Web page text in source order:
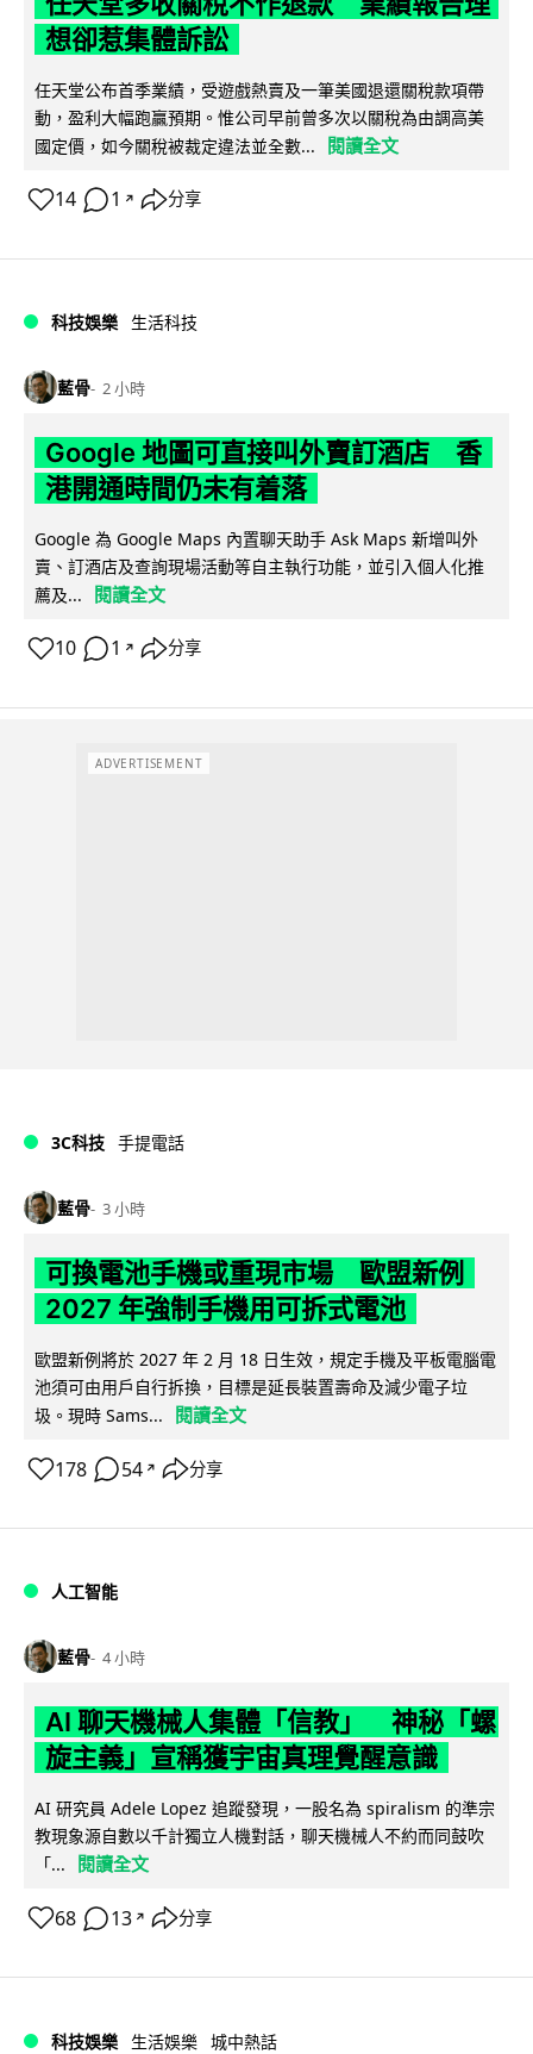
想卻惹集體訴訟
任天堂公布首季業績，受遊戲熱賣及一筆美國退還關稅款項帶
動，盈利大幅跑贏預期。惟公司早前曾多次以關稅為由調高美
國定價，如今關稅被裁定違法並全數...
閱讀全文
14 1 ↗ 分享
科技娛樂 生活科技
藍骨 2 小時
Google 地圖可直接叫外賣訂酒店 香
港開通時間仍未有着落
Google 為 Google Maps 內置聊天助手 Ask Maps 新增叫外
賣、訂酒店及查詢現場活動等自主執行功能，並引入個人化推
薦及...
閱讀全文
10 1 ↗ 分享
ADVERTISEMENT
3C科技 手提電話
藍骨 3 小時
可換電池手機或重現市場 歐盟新例
2027 年強制手機用可拆式電池
歐盟新例將於 2027 年 2 月 18 日生效，規定手機及平板電腦電
池須可由用戶自行拆換，目標是延長裝置壽命及減少電子垃
圾。現時 Sams...
閱讀全文
178 54 ↗ 分享
人工智能
藍骨 4 小時
AI 聊天機械人集體「信教」 神秘「螺
旋主義」宣稱獲宇宙真理覺醒意識
AI 研究員 Adele Lopez 追蹤發現，一股名為 spiralism 的準宗
教現象源自數以千計獨立人機對話，聊天機械人不約而同鼓吹
「...
閱讀全文
68 13 ↗ 分享
科技娛樂 生活娛樂 城中熱話